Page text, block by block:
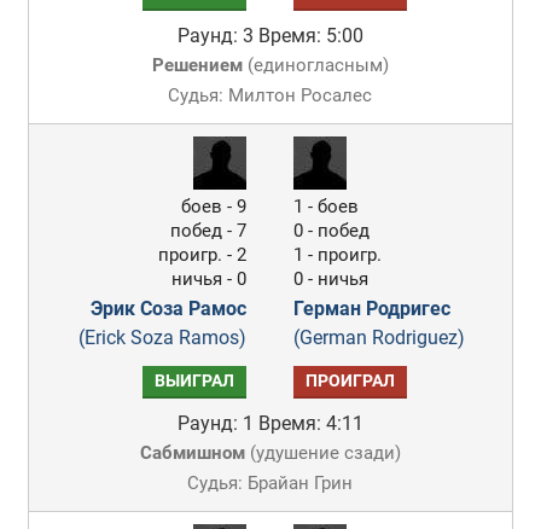
Раунд: 3 Время: 5:00
Решением(единогласным)
Судья: Милтон Росалес
боев - 9
побед - 7
проигр. - 2
ничья - 0
Эрик Соза Рамос
(Erick Soza Ramos)
1 - боев
0 - побед
1 - проигр.
0 - ничья
Герман Родригес
(German Rodriguez)
ВЫИГРАЛ ПРОИГРАЛ
Раунд: 1 Время: 4:11
Сабмишном(удушение сзади)
Судья: Брайан Грин